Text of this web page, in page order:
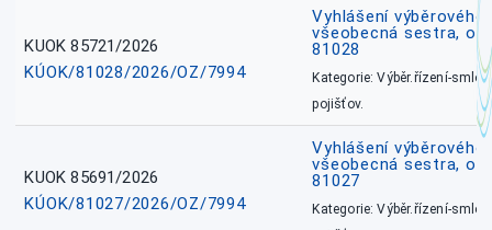
KUOK 85721/2026
KÚOK/81028/2026/OZ/7994
Vyhlášení
všeobecná sestra,
81028
Kategorie: Výběr.řízení-
pojišťov.
KUOK 85691/2026
KÚOK/81027/2026/OZ/7994
Vyhlášení
všeobecná sestra,
81027
Kategorie: Výběr.řízení-